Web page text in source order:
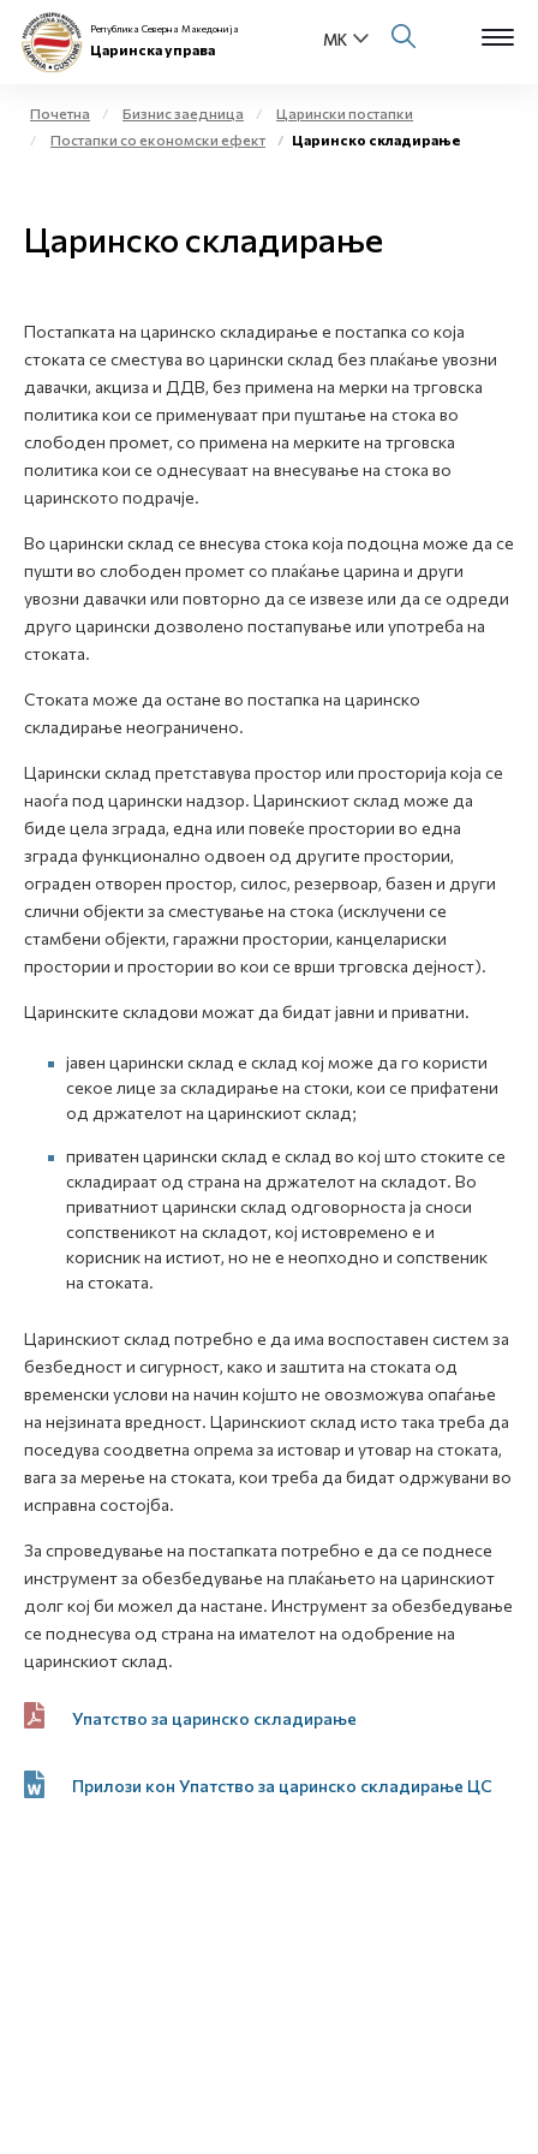
Физички лица
Е-Царина
Open
Медиа центар
Контакт
Е-Весник
Република Северна Македонија
Царинска управа
Почетна Бизнис заедница
Царински постапки
Постапки со економски ефект
Царинско складирање
Царинско складирање
Постапката на царинско складирање е постапка со која
стоката се сместува во царински склад без плаќање увозни
давачки, акциза и ДДВ, без примена на мерки на трговска
политика кои се применуваат при пуштање на стока во
слободен промет, со примена на мерките на трговска
политика кои се однесуваат на внесување на стока во
царинското подрачје.
Во царински склад се внесува стока која подоцна може да се
пушти во слободен промет со плаќање царина и други
увозни давачки или повторно да се извезе или да се одреди
друго царински дозволено постапување или употреба на
стоката.
Стоката може да остане во постапка на царинско
складирање неограничено.
Царински склад претставува простор или просторија која се
наоѓа под царински надзор. Царинскиот склад може да
биде цела зграда, една или повеќе простории во една
зграда функционално одвоен од другите простории,
ограден отворен простор, силос, резервоар, базен и други
слични објекти за сместување на стока (исклучени се
стамбени објекти, гаражни простории, канцелариски
простории и простории во кои се врши трговска дејност).
Царинските складови можат да бидат јавни и приватни.
јавен царински склад е склад кој може да го користи
секое лице за складирање на стоки, кои се прифатени
од држателот на царинскиот склад;
приватен царински склад е склад во кој што стоките се
складираат од страна на држателот на складот. Во
приватниот царински склад одговорноста ја сноси
сопственикот на складот, кој истовремено е и
корисник на истиот, но не е неопходно и сопственик
на стоката.
Царинскиот склад потребно е да има воспоставен систем за
безбедност и сигурност, како и заштита на стоката од
временски услови на начин којшто не овозможува опаѓање
на нејзината вредност. Царинскиот склад исто така треба да
поседува соодветна опрема за истовар и утовар на стоката,
вага за мерење на стоката, кои треба да бидат одржувани во
исправна состојба.
За спроведување на постапката потребно е да се поднесе
инструмент за обезбедување на плаќањето на царинскиот
долг кој би можел да настане. Инструмент за обезбедување
се поднесува од страна на имателот на одобрение на
царинскиот склад.
Упатство за царинско складирање
Прилози кон Упатство за царинско складирање ЦС